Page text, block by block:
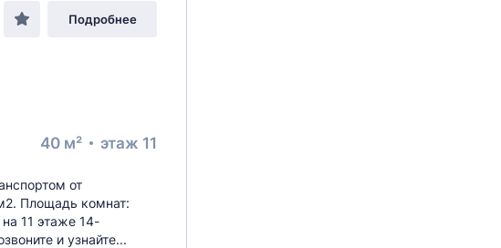
Подробнее
40 м² этаж 11
от
Площадь комнат:
11 этаже 14-
и узнайте...